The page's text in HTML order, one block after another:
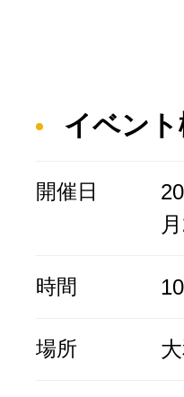
イベン
開催日
時間
場所